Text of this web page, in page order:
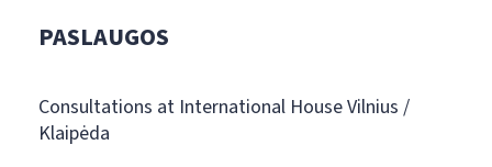
PASLAUGOS
Consultations at International House Vilnius /
Klaipėda